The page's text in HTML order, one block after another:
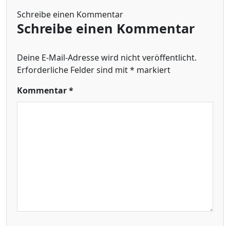
Schreibe einen Kommentar
Schreibe einen Kommentar
Deine E-Mail-Adresse wird nicht veröffentlicht.
Erforderliche Felder sind mit* markiert
Kommentar*